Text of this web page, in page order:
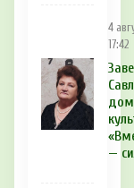
4
17:42
—